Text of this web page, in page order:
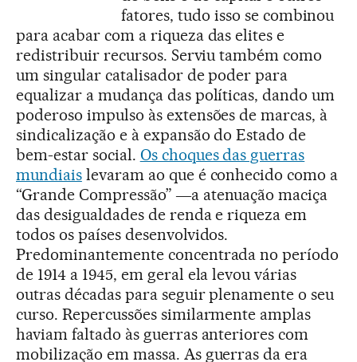
fatores, tudo isso se combinou
para acabar com a riqueza das elites e
redistribuir recursos. Serviu também como
um singular catalisador de poder para
equalizar a mudança das políticas, dando um
poderoso impulso às extensões de marcas, à
sindicalização e à expansão do Estado de
bem-estar social. Os choques das guerras
mundiaislevaram ao que é conhecido como a
“Grande Compressão” ―a atenuação maciça
das desigualdades de renda e riqueza em
todos os países desenvolvidos.
Predominantemente concentrada no período
de 1914 a 1945, em geral ela levou várias
outras décadas para seguir plenamente o seu
curso. Repercussões similarmente amplas
haviam faltado às guerras anteriores com
mobilização em massa. As guerras da era